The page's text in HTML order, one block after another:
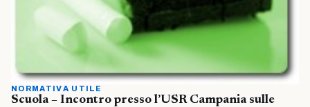
NORMATIVA UTILE
Scuola – Incontro presso l’USR Campania sulle